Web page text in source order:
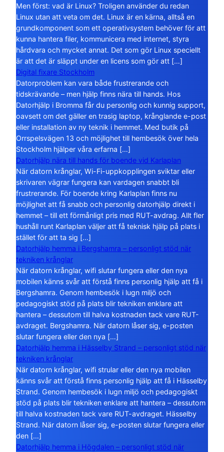
Men först: vad är Linux? Troligen använder du redan
Linux utan att veta om det. Linux är en kärna, alltså en
grundkomponent som ett operativsystem behöver för att
kunna hantera filer, kommunicera med internet, styra
hårdvara och mycket annat. Det som gör Linux speciellt
är att det är släppt under en licens som gör att […]
Digital fixare Stockholm
Datorproblem kan vara både frustrerande och
tidskrävande – men hjälp finns nära till hands. Hos
Datorhjälp i Bromma får du personlig och kunnig support,
oavsett om det gäller en trasig laptop, krånglande e-post
eller installation av ny teknik i hemmet. Med butik på
Orrspelsvägen 13 och möjlighet till hembesök över hela
Stockholm hjälper våra erfarna […]
Datorhjälp nära till hands för boende vid Karlaplan
När datorn krånglar, Wi-Fi-uppkopplingen sviktar eller
skrivaren vägrar fungera kan vardagen snabbt bli
frustrerande. För boende kring Karlaplan finns nu
möjlighet att få snabb och personlig datorhjälp direkt i
hemmet – till ett förmånligt pris med RUT-avdrag. Allt fler
hushåll runt Karlaplan väljer att få teknisk hjälp på plats i
stället för att ta sig […]
Datorhjälp hemma i Bergshamra – personligt stöd när
tekniken krånglar
När datorn krånglar, wifi slutar fungera eller den nya
mobilen känns svår att förstå finns personlig hjälp att få i
Bergshamra. Genom hembesök i lugn miljö och
pedagogiskt stöd på plats blir tekniken enklare att
hantera – dessutom till halva kostnaden tack vare RUT-
avdraget. Bergshamra. När datorn låser sig, e-posten
slutar fungera eller den nya […]
Datorhjälp hemma i Hässelby Strand – personligt stöd när
tekniken krånglar
När datorn krånglar, wifi strular eller den nya mobilen
känns svår att förstå finns personlig hjälp att få i Hässelby
Strand. Genom hembesök i lugn miljö och pedagogiskt
stöd på plats blir tekniken enklare att hantera – dessutom
till halva kostnaden tack vare RUT-avdraget. Hässelby
Strand. När datorn låser sig, e-posten slutar fungera eller
den […]
Datorhjälp hemma i Högdalen – personligt stöd när